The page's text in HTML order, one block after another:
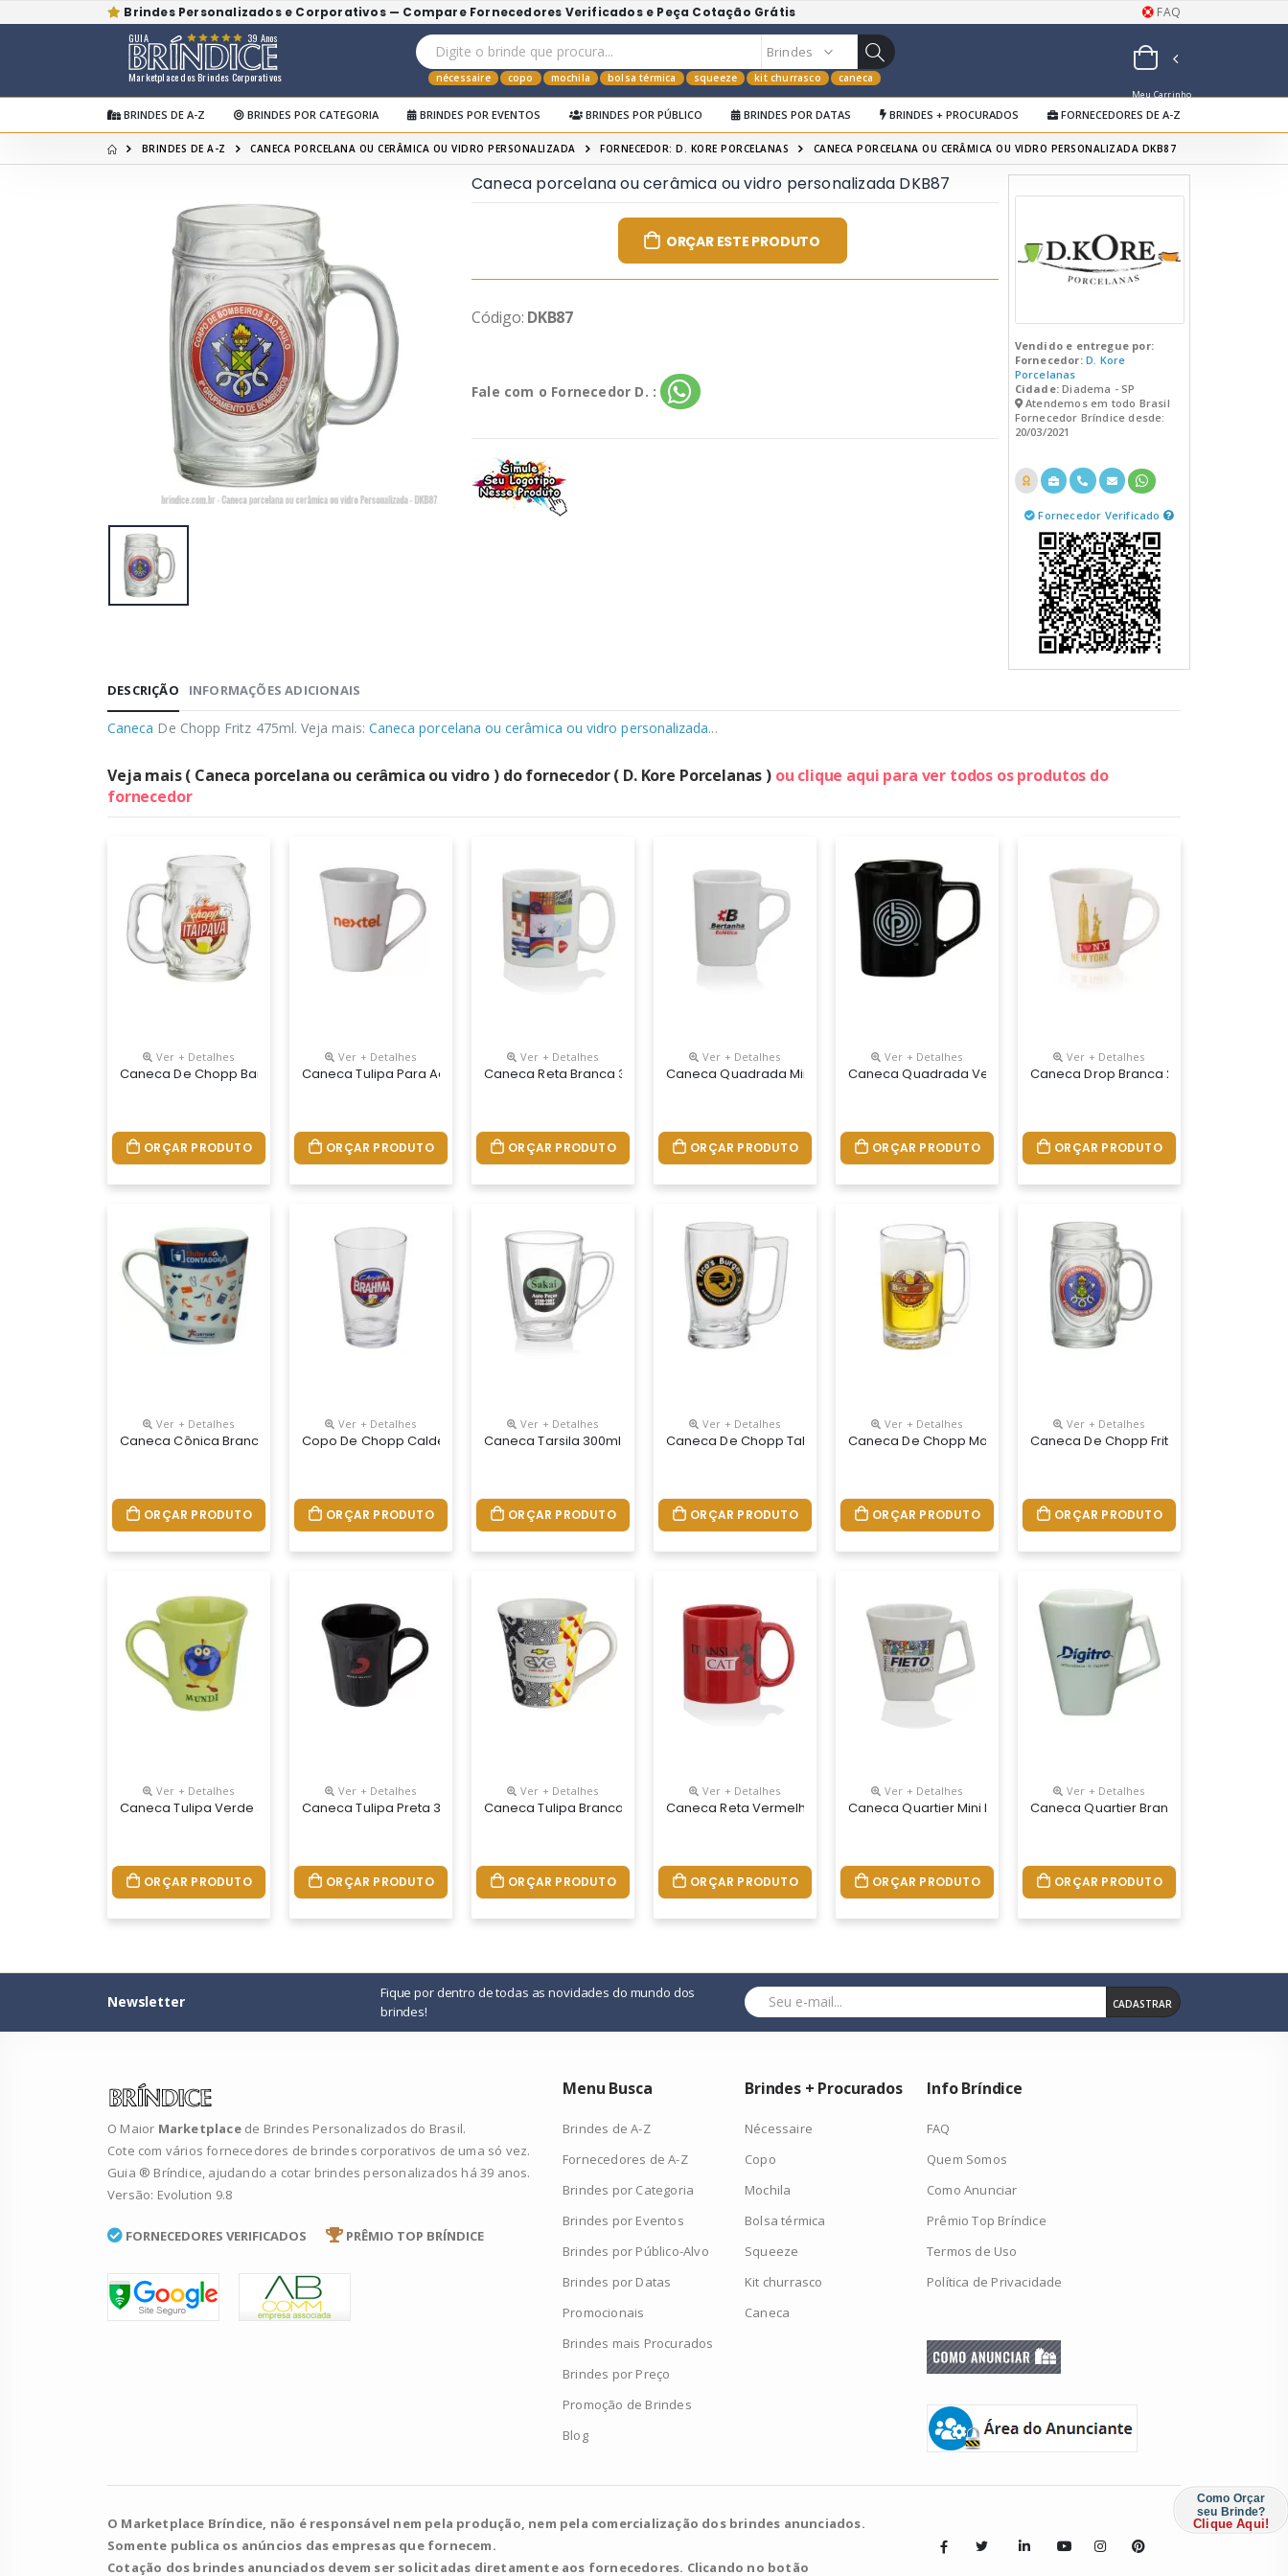
Brindes Personalizados e Corporativos — Compare Fornecedores Verificados e Peça Cotação Grátis FAQ
Marketplace dos Brindes Corporativos
GUIA 39 Anos
nécessaire copo mochila bolsa térmica squeeze kit churrasco caneca
Meu Carrinho
de Orçamentos
BRINDES DE A-Z BRINDES POR CATEGORIA BRINDES POR EVENTOS BRINDES POR PÚBLICO BRINDES POR DATAS BRINDES + PROCURADOS FORNECEDORES DE A-Z
BRINDES DE A-Z CANECA PORCELANA OU CERÂMICA OU VIDRO PERSONALIZADA FORNECEDOR: D. KORE PORCELANAS CANECA PORCELANA OU CERÂMICA OU VIDRO PERSONALIZADA DKB87
Caneca porcelana ou cerâmica ou vidro personalizada DKB87
ORÇAR ESTE PRODUTO
Código: DKB87
Fale com o Fornecedor D. :
Vendido e entregue por:
Fornecedor: D. Kore
Porcelanas
Cidade:Diadema - SP
Atendemos em todo Brasil
Fornecedor Bríndice desde:
20/03/2021
Fornecedor Verificado
DESCRIÇÃO INFORMAÇÕES ADICIONAIS
Caneca De Chopp Fritz 475ml. Veja mais: Caneca porcelana ou cerâmica ou vidro personalizada...
Veja mais ( Caneca porcelana ou cerâmica ou vidro ) do fornecedor ( D. Kore Porcelanas ) ou clique aqui para ver todos os produtos do
fornecedor
Ver + Detalhes
Caneca De Chopp Bar Brasil 495ml
ORÇAR PRODUTO
Ver + Detalhes
Caneca Tulipa Para Adorno Branca 300ml
ORÇAR PRODUTO
Ver + Detalhes
Caneca Reta Branca 300ml
ORÇAR PRODUTO
Ver + Detalhes
Caneca Quadrada Mini Branca 160ml
ORÇAR PRODUTO
Ver + Detalhes
Caneca Quadrada Verde 380ml
ORÇAR PRODUTO
Ver + Detalhes
Caneca Drop Branca 250ml
ORÇAR PRODUTO
Ver + Detalhes
Caneca Cônica Branca 290ml
ORÇAR PRODUTO
Ver + Detalhes
Copo De Chopp Caldereta 350ml
ORÇAR PRODUTO
Ver + Detalhes
Caneca Tarsila 300ml
ORÇAR PRODUTO
Ver + Detalhes
Caneca De Chopp Taberna 340ml
ORÇAR PRODUTO
Ver + Detalhes
Caneca De Chopp Manhattan 365ml
ORÇAR PRODUTO
Ver + Detalhes
Caneca De Chopp Fritz 475ml
ORÇAR PRODUTO
Ver + Detalhes
Caneca Tulipa Verde 330ml
ORÇAR PRODUTO
Ver + Detalhes
Caneca Tulipa Preta 330ml
ORÇAR PRODUTO
Ver + Detalhes
Caneca Tulipa Branca 330ml
ORÇAR PRODUTO
Ver + Detalhes
Caneca Reta Vermelha 380ml
ORÇAR PRODUTO
Ver + Detalhes
Caneca Quartier Mini Branca 220ml
ORÇAR PRODUTO
Ver + Detalhes
Caneca Quartier Branca 350ml
ORÇAR PRODUTO
Newsletter
Fique por dentro de todas as novidades do mundo dos
brindes!
CADASTRAR
O Maior Marketplace de Brindes Personalizados do Brasil.
Cote com vários fornecedores de brindes corporativos de uma só vez.
Guia ® Bríndice, ajudando a cotar brindes personalizados há 39 anos.
Versão: Evolution 9.8
FORNECEDORES VERIFICADOS PRÊMIO TOP BRÍNDICE
Menu Busca
Brindes de A-Z
Fornecedores de A-Z
Brindes por Categoria
Brindes por Eventos
Brindes por Público-Alvo
Brindes por Datas
Promocionais
Brindes mais Procurados
Brindes por Preço
Promoção de Brindes
Blog
Brindes + Procurados
Nécessaire
Copo
Mochila
Bolsa térmica
Squeeze
Kit churrasco
Caneca
Info Bríndice
FAQ
Quem Somos
Como Anunciar
Prêmio Top Bríndice
Termos de Uso
Política de Privacidade
O Marketplace Bríndice, não é responsável nem pela produção, nem pela comercialização dos brindes anunciados.
Somente publica os anúncios das empresas que fornecem.
Cotação dos brindes anunciados devem ser solicitadas diretamente aos fornecedores. Clicando no botão
Como Orçar
seu Brinde?
Clique Aqui!